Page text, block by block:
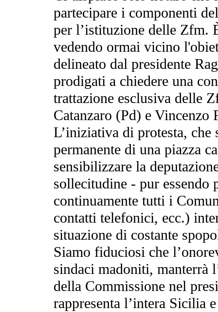
partecipare i componenti
per l’istituzione delle Zfm.
vedendo ormai vicino
delineato dal presidente
prodigati a chiedere una
trattazione esclusiva delle
Catanzaro (Pd) e Vincenzo
L’iniziativa di protesta, che
permanente di una piazza
sensibilizzare la
sollecitudine - pur
continuamente tutti i
contatti telefonici, ecc.)
situazione di costante
Siamo fiduciosi che
sindaci madoniti, manterrà
della Commissione nel
rappresenta l’intera Sicilia